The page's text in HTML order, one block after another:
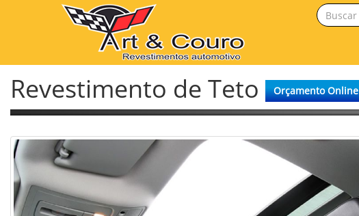
Revestimento de Teto Orçamento Online